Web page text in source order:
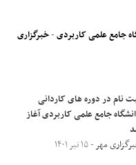
جامع علمی کاربردی-خبرگزاری
نام در دوره های کاردانی
جامع علمی کاربردی آغاز
مهر- ۱۵ تیر ۱۴۰۱